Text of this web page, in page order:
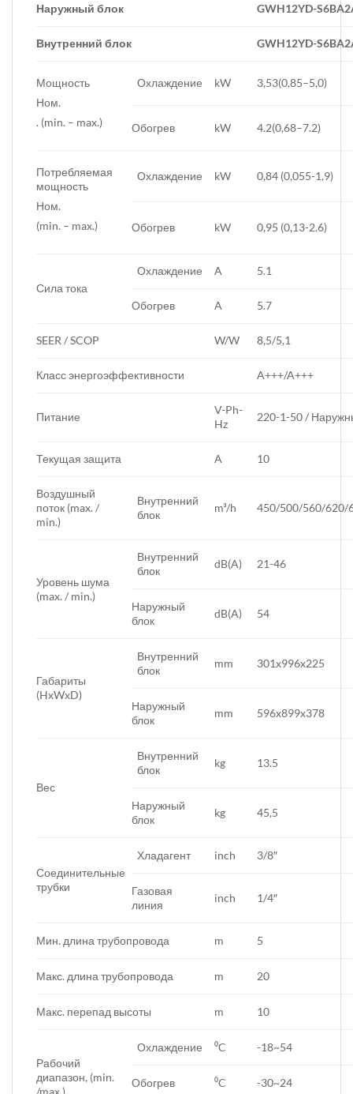
Наружный блок GWH12YD-
Внутренний блок GWH12YD-
Мощность
Ном.
. (min. – max.)
Охлаждение kW 3,53(0,85–5,0)
Обогрев kW 4.2(0,68–7.2)
Потребляемая
мощность
Ном.
(min. – max.)
Охлаждение kW 0,84 (0,055-1,9)
Обогрев kW 0,95 (0,13-2.6)
Сила тока
Охлаждение A 5.1
Обогрев A 5.7
SEER / SCOP W/W 8,5/5,1
Класс энергоэффективности A+++/A+++
Питание
V-Ph-
Hz
220-1-50 /
Текущая защита A 10
Воздушный
поток (max. /
min.)
Внутренний
блок
m³/h 450/500/560/620/
Уровень шума
(max. / min.)
Внутренний
блок
dB(A) 21-46
Наружный
блок
dB(A) 54
Габариты
(HxWxD)
Внутренний
блок
mm 301x996x225
Наружный
блок
mm 596x899x378
Вес
Внутренний
блок
kg 13.5
Наружный
блок
kg 45,5
Соединительные
трубки
Хладагент inch 3/8″
Газовая
линия
inch 1/4″
Мин. длина трубопровода m 5
Макс. длина трубопровода m 20
Макс. перепад высоты m 10
Рабочий
диапазон, (min.
/max.)
Охлаждение ⁰C -18~54
Обогрев ⁰C -30~24